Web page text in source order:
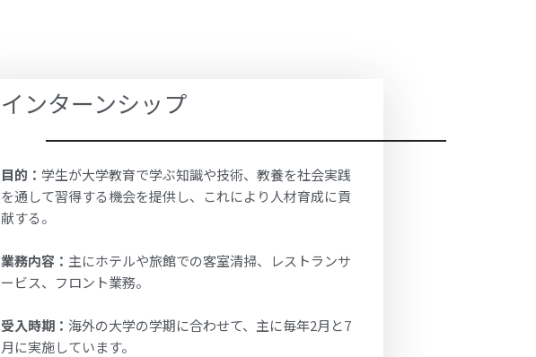
インターンシップ
目的：学生が大学教育で学ぶ知識や技術、教養を社会実践
を通して習得する機会を提供し、これにより人材育成に貢
献する。
業務内容： 主にホテルや旅館での客室清掃、レストランサ
ービス、フロント業務。
受入時期：海外の大学の学期に合わせて、主に毎年2月と7
月に実施しています。